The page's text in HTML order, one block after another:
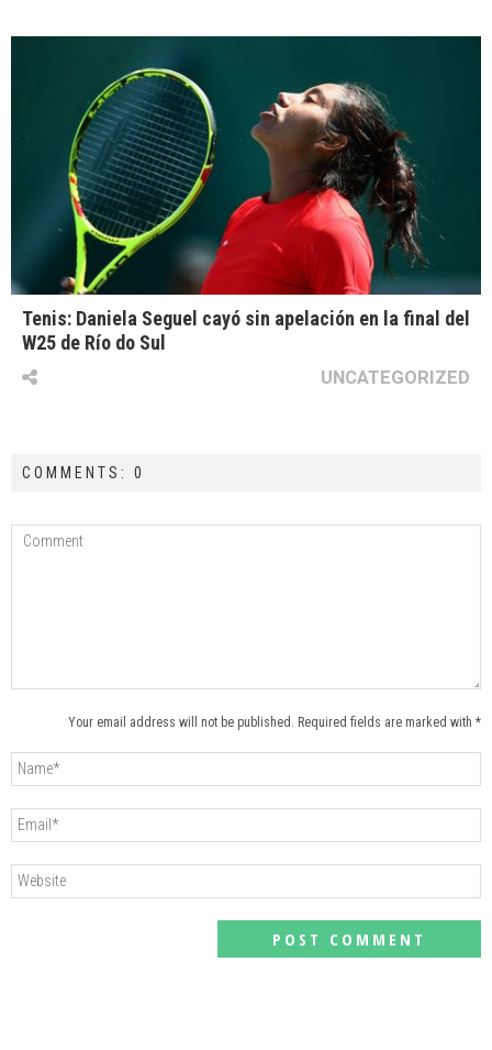
Tenis: Daniela Seguel cayó sin apelación en la final del
W25 de Río do Sul
UNCATEGORIZED
COMMENTS: 0
Your email address will not be published. Required fields are marked with *